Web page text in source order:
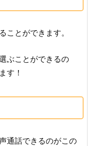
ことができます。
ぶことができるの
す！
通話できるのがこの